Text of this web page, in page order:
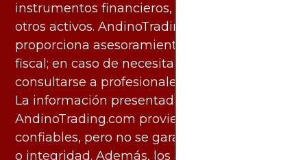
instrumentos financieros, materias primas u
otros activos. AndinoTrading.com no
proporciona asesoramiento legal, contable o
fiscal; en caso de necesitarlo, debe
consultarse a profesionales especializados.
La información presentada por
AndinoTrading.com proviene de fuentes
confiables, pero no se garantiza su exactitud
o integridad. Además, los análisis pueden